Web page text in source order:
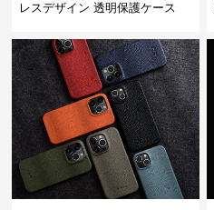
レスデザイン 透明保護ケース